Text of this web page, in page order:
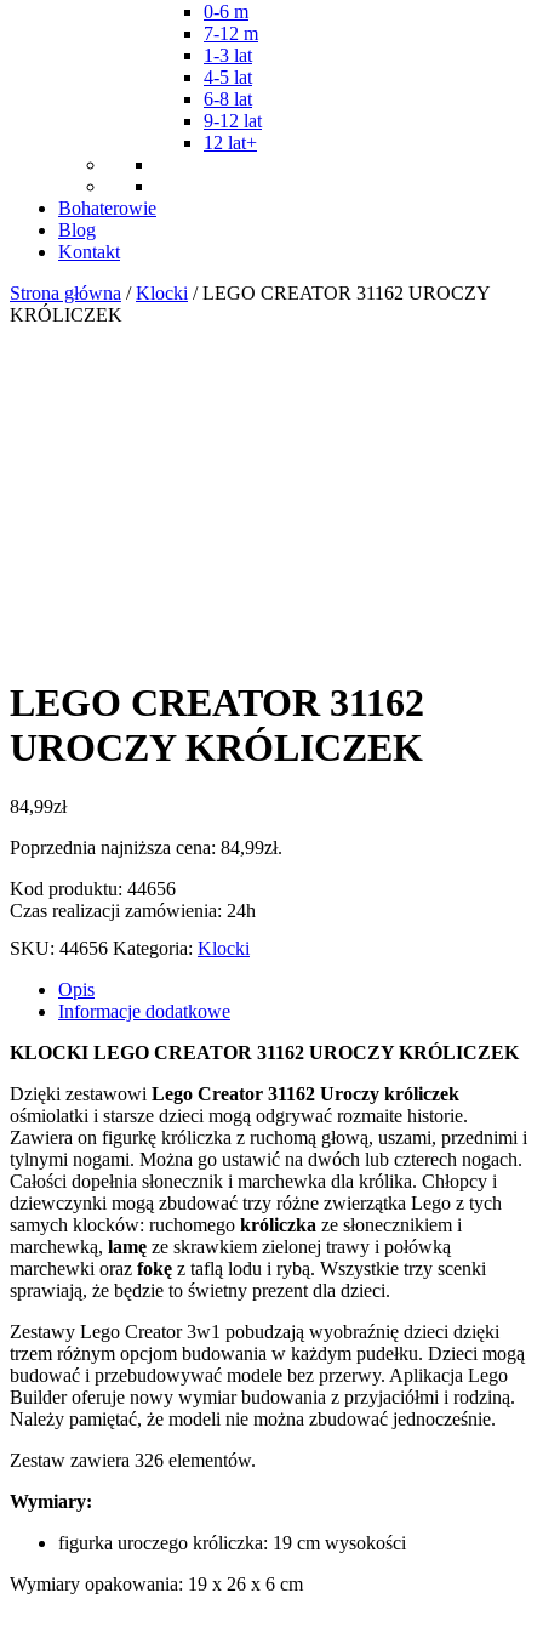
0-6 m
7-12 m
1-3 lat
4-5 lat
6-8 lat
9-12 lat
12 lat+
Bohaterowie
Blog
Kontakt
Strona główna /Klocki / LEGO CREATOR 31162 UROCZY
KRÓLICZEK
LEGO CREATOR 31162
UROCZY KRÓLICZEK
84,99zł
Poprzednia najniższa cena: 84,99zł.
Kod produktu: 44656
Czas realizacji zamówienia: 24h
SKU: 44656 Kategoria: Klocki
Opis
Informacje dodatkowe
KLOCKI LEGO CREATOR 31162 UROCZY KRÓLICZEK
Dzięki zestawowi Lego Creator 31162 Uroczy króliczek
ośmiolatki i starsze dzieci mogą odgrywać rozmaite historie.
Zawiera on figurkę króliczka z ruchomą głową, uszami, przednimi i
tylnymi nogami. Można go ustawić na dwóch lub czterech nogach.
Całości dopełnia słonecznik i marchewka dla królika. Chłopcy i
dziewczynki mogą zbudować trzy różne zwierzątka Lego z tych
samych klocków: ruchomego króliczka ze słonecznikiem i
marchewką, lamę ze skrawkiem zielonej trawy i połówką
marchewki oraz fokę z taflą lodu i rybą. Wszystkie trzy scenki
sprawiają, że będzie to świetny prezent dla dzieci.
Zestawy Lego Creator 3w1 pobudzają wyobraźnię dzieci dzięki
trzem różnym opcjom budowania w każdym pudełku. Dzieci mogą
budować i przebudowywać modele bez przerwy. Aplikacja Lego
Builder oferuje nowy wymiar budowania z przyjaciółmi i rodziną.
Należy pamiętać, że modeli nie można zbudować jednocześnie.
Zestaw zawiera 326 elementów.
Wymiary:
figurka uroczego króliczka: 19 cm wysokości
Wymiary opakowania: 19 x 26 x 6 cm